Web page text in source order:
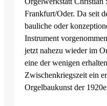
Frankfurt/Oder. Da seit
bauliche oder
Instrument
jetzt nahezu wieder im
eine der wenigen
Zwischenkriegszeit ein
Orgelbaukunst der